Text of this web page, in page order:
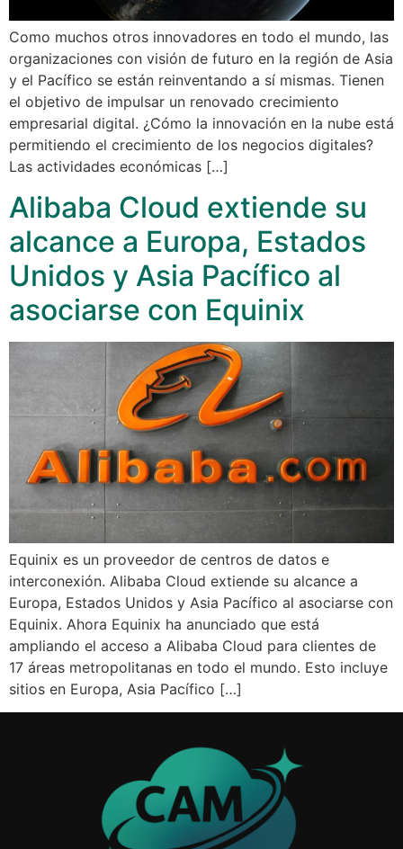
Como muchos otros innovadores en todo el mundo, las
organizaciones con visión de futuro en la región de Asia
y el Pacífico se están reinventando a sí mismas. Tienen
el objetivo de impulsar un renovado crecimiento
empresarial digital. ¿Cómo la innovación en la nube está
permitiendo el crecimiento de los negocios digitales?
Las actividades económicas […]
Alibaba Cloud extiende su
alcance a Europa, Estados
Unidos y Asia Pacífico al
asociarse con Equinix
Equinix es un proveedor de centros de datos e
interconexión. Alibaba Cloud extiende su alcance a
Europa, Estados Unidos y Asia Pacífico al asociarse con
Equinix. Ahora Equinix ha anunciado que está
ampliando el acceso a Alibaba Cloud para clientes de
17 áreas metropolitanas en todo el mundo. Esto incluye
sitios en Europa, Asia Pacífico […]